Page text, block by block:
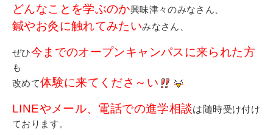
どんなことを学ぶのか興味津々のみなさん、
鍼やお灸に触れてみたいみなさん、
ぜひ今までのオープンキャンパスに来られた方
も
改めて体験に来てくださ～い
LINEやメール、電話での進学相談は随時受け付け
ております。